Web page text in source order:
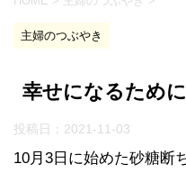
主婦のつぶやき
幸せになるため
投稿日： 2021-11-03
10月3日に始めた砂糖断